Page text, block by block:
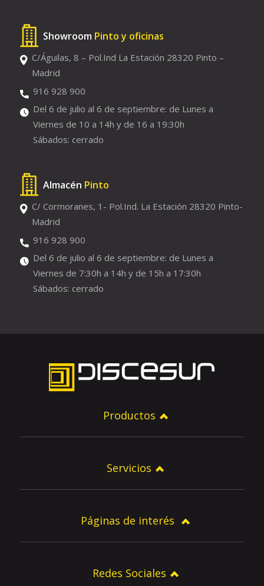
Showroom Pinto y oficinas
C/Águilas, 8 – Pol.Ind La Estación 28320 Pinto –
Madrid
916 928 900
Del 6 de julio al 6 de septiembre: de Lunes a
Viernes de 10 a 14h y de 16 a 19:30h
Sábados: cerrado
Almacén Pinto
C/ Cormoranes, 1- Pol.Ind. La Estación 28320 Pinto-
Madrid
916 928 900
Del 6 de julio al 6 de septiembre: de Lunes a
Viernes de 7:30h a 14h y de 15h a 17:30h
Sábados: cerrado
Productos
Servicios
Páginas de interés
Redes Sociales